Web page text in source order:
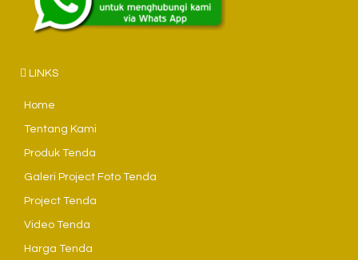
LINKS
Home
Tentang Kami
Produk Tenda
Galeri Project Foto Tenda
Project Tenda
Video Tenda
Harga Tenda